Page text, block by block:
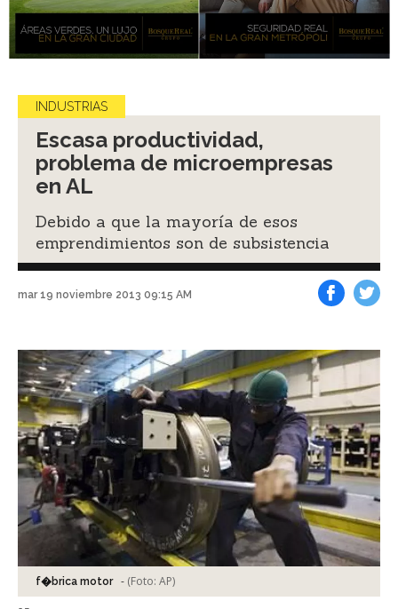
INDUSTRIAS
Escasa productividad,
problema de microempresas
en AL
Debido a que la mayoría de esos
emprendimientos son de subsistencia
mar 19 noviembre 2013 09:15 AM
f�brica motor - (Foto: AP)